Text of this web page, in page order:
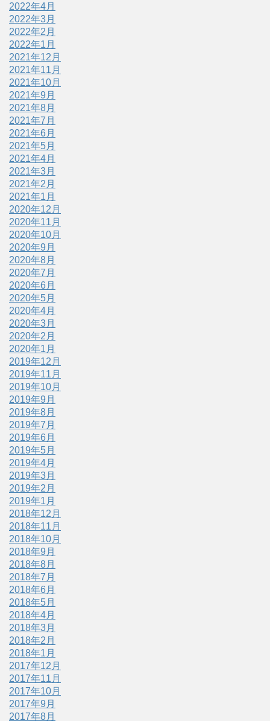
2022年4月
2022年3月
2022年2月
2022年1月
2021年12月
2021年11月
2021年10月
2021年9月
2021年8月
2021年7月
2021年6月
2021年5月
2021年4月
2021年3月
2021年2月
2021年1月
2020年12月
2020年11月
2020年10月
2020年9月
2020年8月
2020年7月
2020年6月
2020年5月
2020年4月
2020年3月
2020年2月
2020年1月
2019年12月
2019年11月
2019年10月
2019年9月
2019年8月
2019年7月
2019年6月
2019年5月
2019年4月
2019年3月
2019年2月
2019年1月
2018年12月
2018年11月
2018年10月
2018年9月
2018年8月
2018年7月
2018年6月
2018年5月
2018年4月
2018年3月
2018年2月
2018年1月
2017年12月
2017年11月
2017年10月
2017年9月
2017年8月